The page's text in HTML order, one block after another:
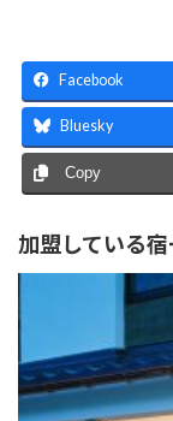
Facebook
Bluesky
Copy
加盟している